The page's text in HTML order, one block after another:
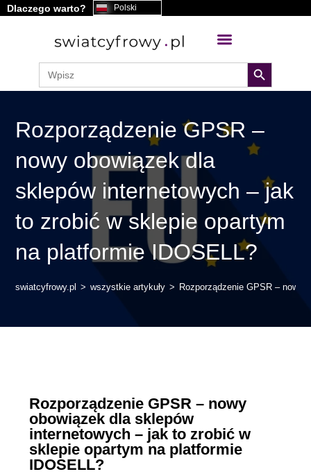
treści
Dlaczego warto? Polski
Search
for:
search button
Rozporządzenie GPSR –
nowy obowiązek dla
sklepów internetowych – jak
to zrobić w sklepie opartym
na platformie IDOSELL?
swiatcyfrowy.pl > wszystkie artykuły > Rozporządzenie GPSR – nowy
Rozporządzenie GPSR – nowy
obowiązek dla sklepów
internetowych – jak to zrobić w
sklepie opartym na platformie
IDOSELL?